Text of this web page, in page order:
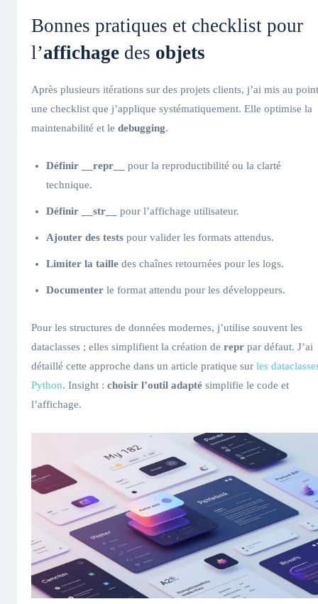
Bonnes pratiques et checklist pour
l’affichage des objets
Après plusieurs itérations sur des projets clients, j’ai mis au point
une checklist que j’applique systématiquement. Elle optimise la
maintenabilité et le debugging.
Définir __repr__
pour la reproductibilité ou la clarté
technique.
Définir __str__ pour l’affichage utilisateur.
Ajouter des tests pour valider les formats attendus.
Limiter la taille des chaînes retournées pour les logs.
Documenter le format attendu pour les développeurs.
Pour les structures de données modernes, j’utilise souvent les
dataclasses ; elles simplifient la création de repr par défaut. J’ai
détaillé cette approche dans un article pratique sur les
Python. Insight : choisir l’outil adapté simplifie le code et
l’affichage.